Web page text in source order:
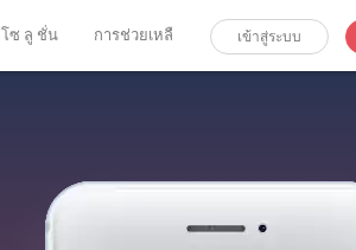
โซ ลู ชั่น การช่วยเหลื เข้าสู่ระบบ